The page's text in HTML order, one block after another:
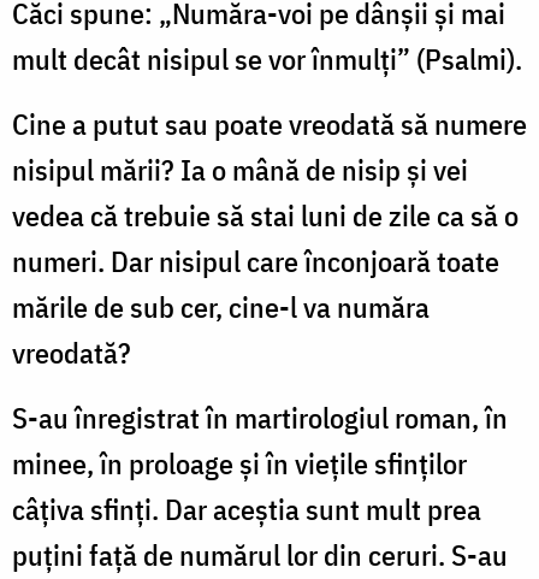
Căci spune: „Număra-voi pe dânşii şi mai
mult decât nisipul se vor înmulţi” (Psalmi).
Cine a putut sau poate vreodată să numere
nisipul mării? Ia o mână de nisip şi vei
vedea că trebuie să stai luni de zile ca să o
numeri. Dar nisipul care înconjoară toate
mările de sub cer, cine-l va număra
vreodată?
S-au înregistrat în martirologiul roman, în
minee, în proloage şi în vieţile sfinţilor
câţiva sfinţi. Dar aceştia sunt mult prea
puţini faţă de numărul lor din ceruri. S-au